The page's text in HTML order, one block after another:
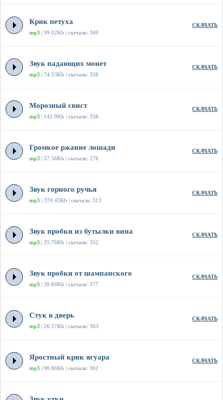
Крик петуха
mp3 | 99.02Kb | скачали: 340
СКАЧАТЬ
Звук падающих монет
mp3 | 74.53Kb | скачали: 356
СКАЧАТЬ
Морозный свист
mp3 | 142.9Kb | скачали: 356
СКАЧАТЬ
Громкое ржание лошади
mp3 | 57.56Kb | скачали: 276
СКАЧАТЬ
Звук горного ручья
mp3 | 370.45Kb | скачали: 313
СКАЧАТЬ
Звук пробки из бутылки вина
mp3 | 35.76Kb | скачали: 352
СКАЧАТЬ
Звук пробки от шампанского
mp3 | 39.84Kb | скачали: 377
СКАЧАТЬ
Стук в дверь
mp3 | 26.57Kb | скачали: 363
СКАЧАТЬ
Яростный крик ягуара
mp3 | 90.86Kb | скачали: 301
СКАЧАТЬ